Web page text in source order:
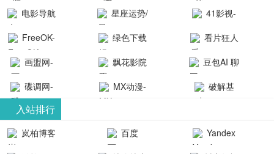
航-办公运营
院-哪吒影院
提供最新、
最全的高清
电影、电视
剧、动漫和
综艺节目免
费观看。平
台内容丰
画-官网
动漫综合
电影导航
- 免费看电影
就来这！ | 快
导航网-免费
看电影就来
这！收录大
量免费看电
影网站！
星座运势/
最星座/美国
神婆星座网
41影视-
聚合最近好
看的电视剧
最新电影网
站-41影视为
成全短剧电
视剧、电视
FreeOK-
FreeOK影视
官网-最新影
视资源|追剧
也很卷
绿色下载
吧
看片狂人
- 高清视频资
源免费在线
观看
画盟网-
画师联盟官
网
_huashilm.com_
动漫综合
飘花影院
网
豆包AI 聊
天智能对话
网页版入口
碟调网-
碟调网为您
提供最新电
视剧和2025
MX动漫-
漫免费在线
观看
破解基
整合当前互
联网最新最
入站排行
岚柏博客 百度
Yandex
搜索